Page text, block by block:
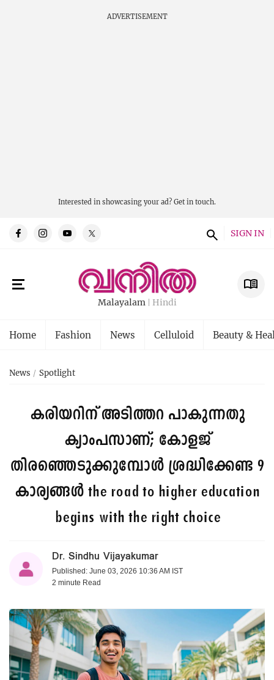
ADVERTISEMENT
Interested in showcasing your ad? Get in touch.
SIGN IN
Malayalam Hindi
Home Fashion News Celluloid Beauty &
News Spotlight
കരിയറിന് അടിത്തറ പാകുന്നതു
ക്യാംപസാണ്; കോളജ്
തിരഞ്ഞെടുക്കുമ്പോൾ ശ്രദ്ധിക്കേണ്ട 9
കാര്യങ്ങൾthe road to higher education
begins with the right choice
Dr. Sindhu Vijayakumar
Published: June 03, 2026 10:36 AM IST
2 minute Read